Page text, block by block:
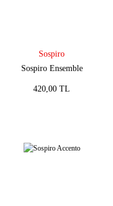
Sospiro
Sospiro Ensemble
420,00 TL